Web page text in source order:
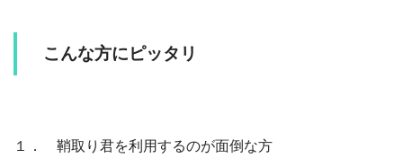
こんな方にピッタリ
１． 鞘取り君を利用するのが面倒な方